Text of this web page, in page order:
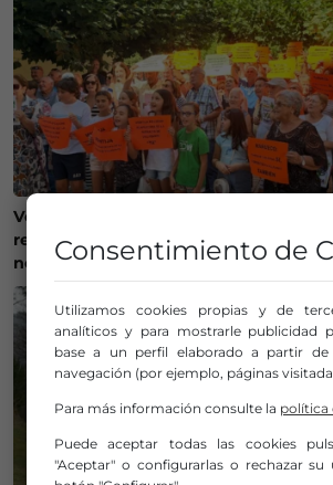
Vecinos de la Merindad de Montija
reapertura de la farmacia de
necesidad»
Consentimiento de
Utilizamos cookies propias y de
analíticos y para mostrarle publicidad
base a un perfil elaborado a partir
navegación (por ejemplo, páginas
Para más información consulte la política
Puede aceptar todas las cookies
"Aceptar" o configurarlas o rechazar su